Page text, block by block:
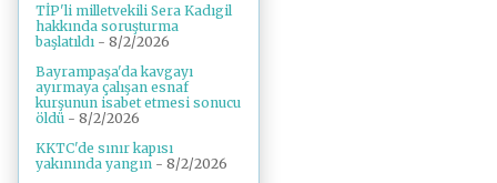
TİP'li milletvekili Sera Kadıgil
hakkında soruşturma
başlatıldı - 8/2/2026
Bayrampaşa'da kavgayı
ayırmaya çalışan esnaf
kurşunun isabet etmesi sonucu
öldü - 8/2/2026
KKTC'de sınır kapısı
yakınında yangın - 8/2/2026